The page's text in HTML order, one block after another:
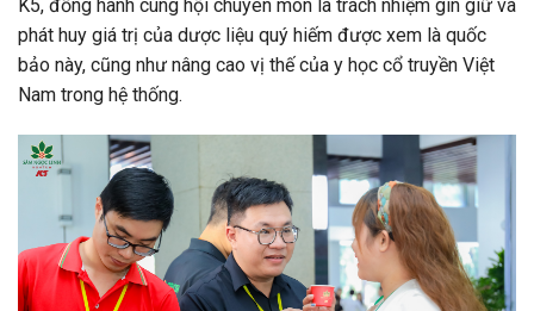
K5, đồng hành cùng hội chuyên môn là trách nhiệm gìn giữ và
phát huy giá trị của dược liệu quý hiếm được xem là quốc
bảo này, cũng như nâng cao vị thế của y học cổ truyền Việt
Nam trong hệ thống.